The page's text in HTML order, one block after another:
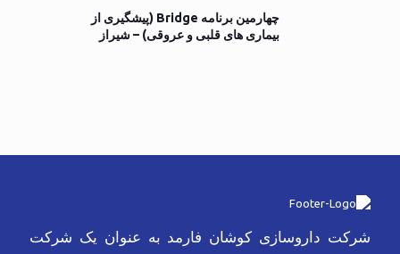
چهارمین برنامه Bridge (پیشگیری از
بیماری های قلبی و عروقی) – شیراز
شرکت داروسازی کوشان فارمد به عنوان یک شرکت